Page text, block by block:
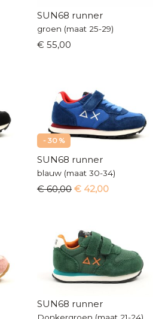
SUN68 runner
groen (maat 25-29)
€ 55,00
- 30 %
SUN68 runner
blauw (maat 30-34)
€ 60,00 € 42,00
SUN68 runner
Donkergroen (maat 21-24)